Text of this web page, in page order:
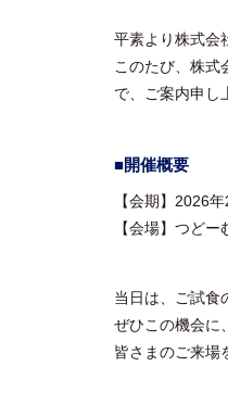
平素より株式会
このたび、株式
で、ご案内申し
■開催概要
【会期】2026
【会場】つどー
当日は、ご試食
ぜひこの機会に
皆さまのご来場